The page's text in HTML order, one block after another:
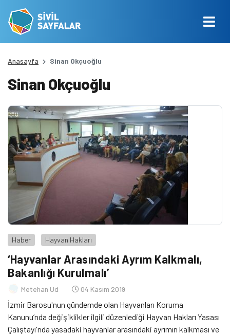
Anasayfa Sinan Okçuoğlu
Sinan Okçuoğlu
Haber Hayvan Hakları
‘Hayvanlar Arasındaki Ayrım Kalkmalı,
Bakanlığı Kurulmalı’
Metehan Ud 04 Kasım 2019
İzmir Barosu'nun gündemde olan Hayvanları Koruma
Kanunu’nda değişiklikler ilgili düzenlediği Hayvan Hakları Yasası
Çalıştayı'nda yasadaki hayvanlar arasındaki ayrımın kalkması ve